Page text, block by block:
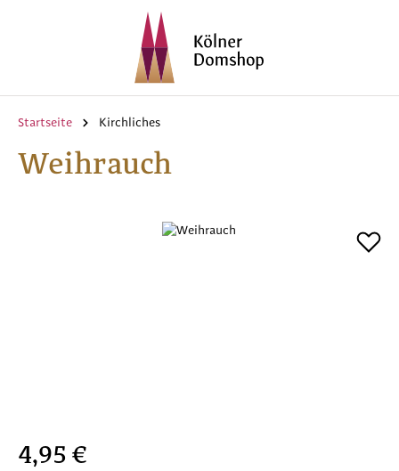
Zum Hauptinhalt springen
Startseite Kirchliches
Weihrauch
Regulärer Preis:
4,95 €